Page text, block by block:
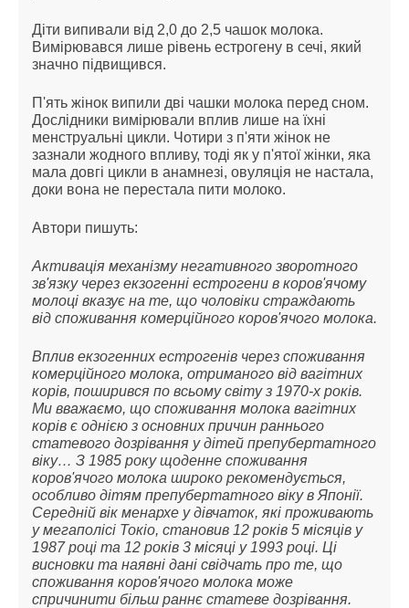
Діти випивали від 2,0 до 2,5 чашок молока.
Вимірювався лише рівень естрогену в сечі, який
значно підвищився.
П'ять жінок випили дві чашки молока перед сном.
Дослідники вимірювали вплив лише на їхні
менструальні цикли. Чотири з п'яти жінок не
зазнали жодного впливу, тоді як у п'ятої жінки, яка
мала довгі цикли в анамнезі, овуляція не настала,
доки вона не перестала пити молоко.
Автори пишуть:
Активація механізму негативного зворотного
зв'язку через екзогенні естрогени в коров'ячому
молоці вказує на те, що чоловіки страждають
від споживання комерційного коров'ячого молока.
Вплив екзогенних естрогенів через споживання
комерційного молока, отриманого від вагітних
корів, поширився по всьому світу з 1970-х років.
Ми вважаємо, що споживання молока вагітних
корів є однією з основних причин раннього
статевого дозрівання у дітей препубертатного
віку… З 1985 року щоденне споживання
коров'ячого молока широко рекомендується,
особливо дітям препубертатного віку в Японії.
Середній вік менархе у дівчаток, які проживають
у мегаполісі Токіо, становив 12 років 5 місяців у
1987 році та 12 років 3 місяці у 1993 році. Ці
висновки та наявні дані свідчать про те, що
споживання коров'ячого молока може
спричинити більш раннє статеве дозрівання.